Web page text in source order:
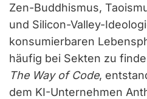
Zen-Buddhismus,
und Silicon-Valley-
konsumierbaren
häufig bei Sekten zu
The Way of Code,
dem KI-Unternehmen